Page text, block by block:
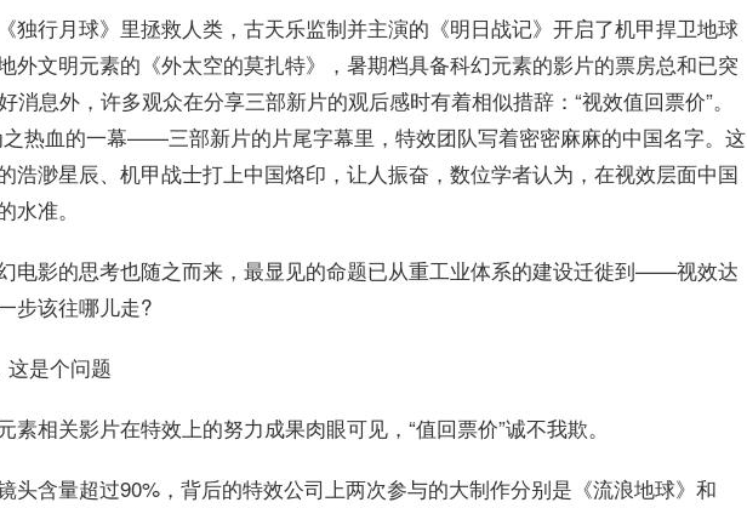
独行月球》里拯救人类，古天乐监制并主演的《明日战记》开启了机甲捍卫地球
外文明元素的《外太空的莫扎特》，暑期档具备科幻元素的影片的票房总和已突
消息外，许多观众在分享三部新片的观后感时有着相似措辞：“视效值回票价”。
热血的一幕——三部新片的片尾字幕里，特效团队写着密密麻麻的中国名字。这
浩渺星辰、机甲战士打上中国烙印，让人振奋，数位学者认为，在视效层面中国
水准。
电影的思考也随之而来，最显见的命题已从重工业体系的建设迁徙到——视效达
步该往哪儿走?
这是个问题
素相关影片在特效上的努力成果肉眼可见，“值回票价”诚不我欺。
头含量超过90%，背后的特效公司上两次参与的大制作分别是《流浪地球》和